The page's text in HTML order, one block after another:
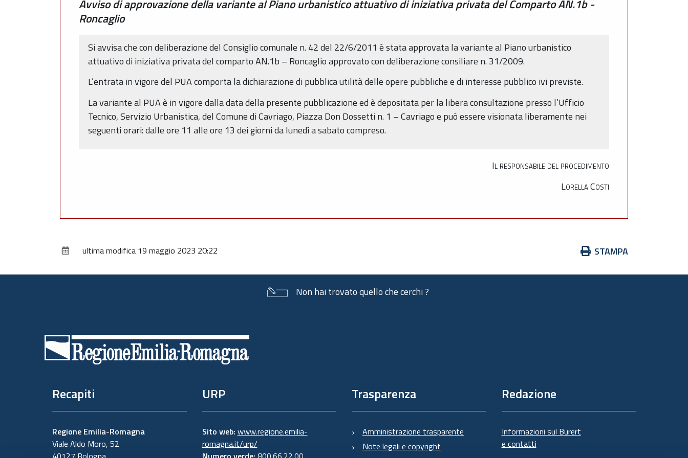
Avviso di approvazione della variante al Piano urbanistico attuativo di iniziativa privata del Comparto AN.1b -
Roncaglio
Si avvisa che con deliberazione del Consiglio comunale n. 42 del 22/6/2011 è stata approvata la variante al Piano urbanistico
attuativo di iniziativa privata del comparto AN.1b – Roncaglio approvato con deliberazione consiliare n. 31/2009.
L’entrata in vigore del PUA comporta la dichiarazione di pubblica utilità delle opere pubbliche e di interesse pubblico ivi previste.
La variante al PUA è in vigore dalla data della presente pubblicazione ed è depositata per la libera consultazione presso l’Ufficio
Tecnico, Servizio Urbanistica, del Comune di Cavriago, Piazza Don Dossetti n. 1 – Cavriago e può essere visionata liberamente nei
seguenti orari: dalle ore 11 alle ore 13 dei giorni da lunedì a sabato compreso.
Il responsabile del procedimento
Lorella Costi
Azioni
documento
STAMPA
ultima modifica 19 maggio 2023 20:22
Non hai trovato quello che cerchi ?
Recapiti
Regione Emilia-Romagna
Viale Aldo Moro, 52
URP
Sito web: www.regione.emilia-
romagna.it/urp/
Trasparenza
Amministrazione trasparente
Note legali e copyright
Redazione
Informazioni sul Burert
e contatti